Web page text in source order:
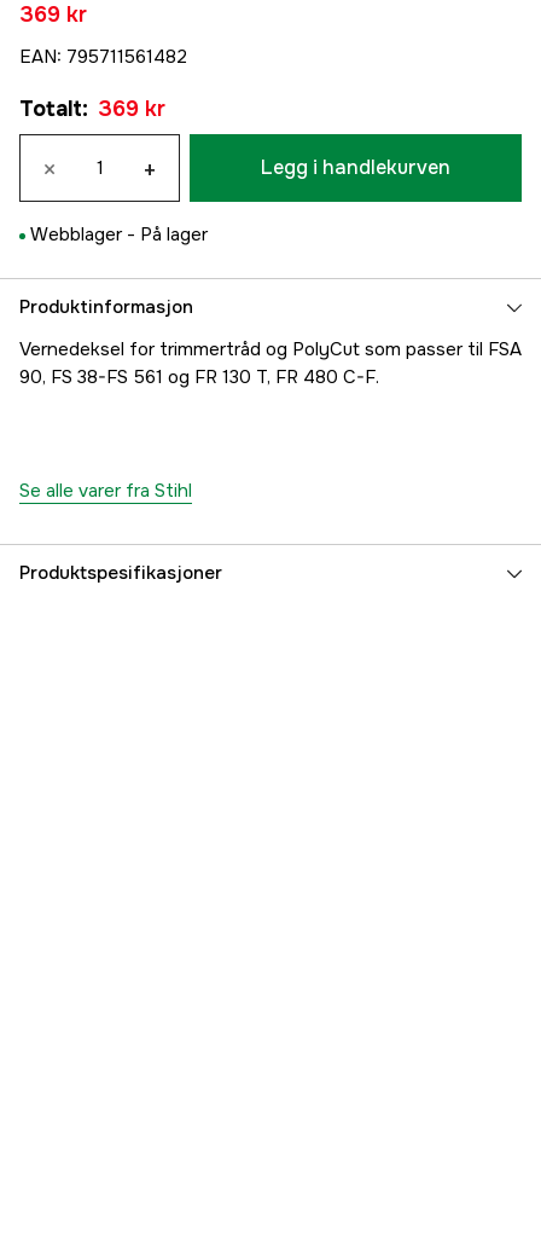
369 kr
EAN: 795711561482
Totalt: 369 kr
× + Legg i handlekurven
Webblager - På lager
Produktinformasjon
Vernedeksel for trimmertråd og PolyCut som passer til FSA
90, FS 38-FS 561 og FR 130 T, FR 480 C-F.
Se alle varer fra Stihl
Produktspesifikasjoner